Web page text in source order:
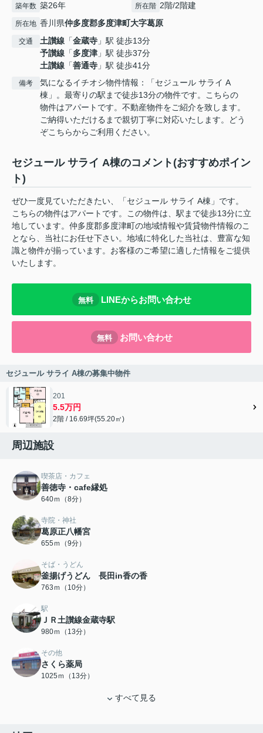
築年数 築26年 所在階 2階/2階建
所在地 香川県仲多度郡多度津町大字葛原
交通 土讃線 「金蔵寺 」駅 徒歩13分
予讃線 「多度津 」駅 徒歩37分
土讃線 「善通寺 」駅 徒歩41分
備考
気になるイチオシ物件情報：「セジュール サライ A
棟」。最寄りの駅まで徒歩13分の物件です。こちらの
物件はアパートです。不動産物件をご紹介を致します。
ご納得いただけるまで親切丁寧に対応いたします。どう
ぞこちらからご利用ください。
セジュール サライ A棟のコメント(おすすめポイン
ト)
ぜひ一度見ていただきたい、「セジュール サライ A棟」です。
こちらの物件はアパートです。この物件は、駅まで徒歩13分に立
地しています。仲多度郡多度津町の地域情報や賃貸物件情報のこ
となら、当社にお任せ下さい。地域に特化した当社は、豊富な知
識と物件が揃っています。お客様のご希望に適した情報をご提供
いたします。
無料 LINEからお問い合わせ
無料 お問い合わせ
セジュール サライ A棟の募集中物件
201
5.5万円
2階 / 16.69坪(55.20㎡)
周辺施設
喫茶店・カフェ
善徳寺・cafe縁処
640ｍ（8分）
寺院・神社
葛原正八幡宮
655ｍ（9分）
そば・うどん
釜揚げうどん 長田in香の香
763ｍ（10分）
駅
ＪＲ土讃線金蔵寺駅
980ｍ（13分）
その他
さくら薬局
1025ｍ（13分）
すべて見る